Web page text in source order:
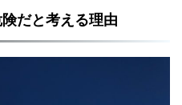
だと考える理由